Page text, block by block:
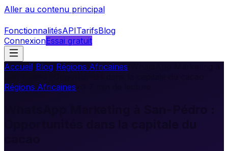
Aller au contenu principal
FonctionnalitésAPITarifsBlog
ConnexionEssai gratuit
Accueil Blog Régions Africaines
Régions Africaines